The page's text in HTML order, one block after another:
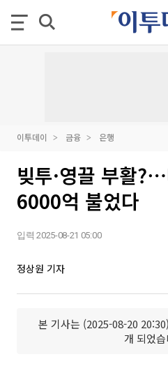
이투데이 금융 은행
빚투·영끌 부활
6000억 불었다
입력 2025-08-21 05:00
정상원 기자
본 기사는 (2025-08-20
개 되었